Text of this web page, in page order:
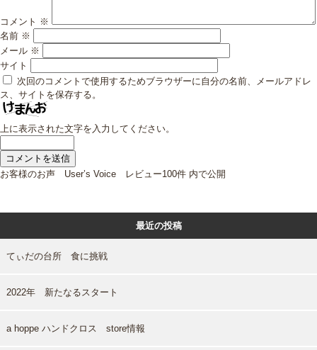
コメント ※
名前 ※
メール ※
サイト
次回のコメントで使用するためブラウザーに自分の名前、メールアドレ
ス、サイトを保存する。
上に表示された文字を入力してください。
投
ビ
ー
シ
お客様のお声 User’s Voice レビュー100件 内で公開
最近の投稿
てぃだの台所 食に挑戦
2022年 新たなるスタート
a hoppe ハンドクロス store情報